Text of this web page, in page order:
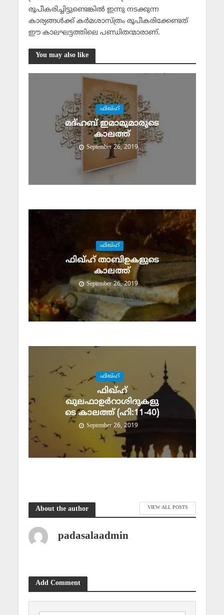
രൂപീകരിച്ചിട്ടുണ്ടെങ്കില്‍ ഇന്നു നടക്കുന്ന
കാര്യങ്ങള്‍ക്ക് കര്‍മശാസ്ത്രം രൂപീകരിക്കേണ്ടത്
ഈ കാലഘട്ടത്തിലെ പണ്ഡിതന്മാരാണ്.
You may also like
ഫിഖ്ഹ്
മദ്ഹബ് ഇമാമുമാരുടെ
കാലത്ത്
September 26, 2019
ഫിഖ്ഹ്
ഫിഖ്ഹ് താബിഉകളുടെ
കാലത്ത്
September 26, 2019
ഫിഖ്ഹ്
ഫിഖ്ഹ്
ഖുലഫാഉര്‍റാശിദുകളു
ടെ കാലത്ത് (ഹി:11-40)
September 26, 2019
About the author VIEW ALL POSTS
padasalaadmin
Add Comment